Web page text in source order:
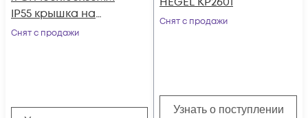
IP55 крышка на
винтах сер. ГУСИ
Снят с продажи
Снят с продажи
Узнать о поступлении